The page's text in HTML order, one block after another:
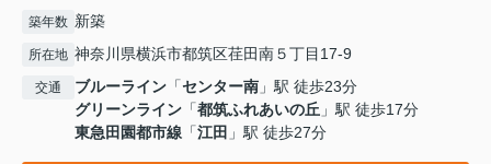
築年数 新築
所在地 神奈川県横浜市都筑区荏田南５丁目17-9
交通 ブルーライン 「センター南 」駅 徒歩23分
グリーンライン 「都筑ふれあいの丘 」駅 徒歩17分
東急田園都市線 「江田 」駅 徒歩27分